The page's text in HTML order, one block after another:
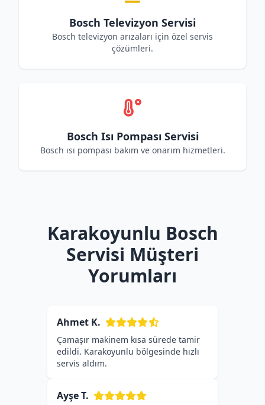
Bosch Televizyon Servisi
Bosch televizyon arızaları için özel servis
çözümleri.
Bosch Isı Pompası Servisi
Bosch ısı pompası bakım ve onarım hizmetleri.
Karakoyunlu Bosch
Servisi Müşteri
Yorumları
Ahmet K.
Çamaşır makinem kısa sürede tamir
edildi. Karakoyunlu bölgesinde hızlı
servis aldım.
Ayşe T.